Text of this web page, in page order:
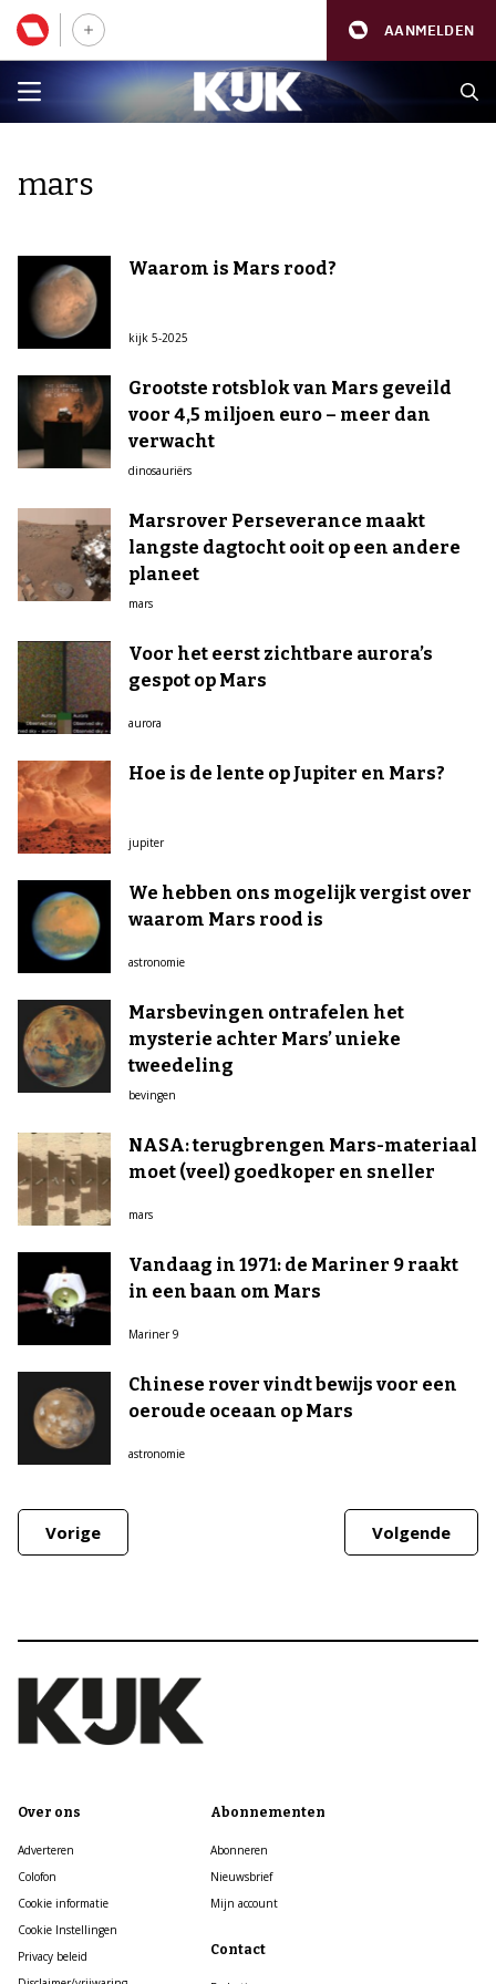
AANMELDEN
mars
Waarom is Mars rood?
kijk 5-2025
Grootste rotsblok van Mars geveild
voor 4,5 miljoen euro – meer dan
verwacht
dinosauriërs
Marsrover Perseverance maakt
langste dagtocht ooit op een andere
planeet
mars
Voor het eerst zichtbare aurora’s
gespot op Mars
aurora
Hoe is de lente op Jupiter en Mars?
jupiter
We hebben ons mogelijk vergist over
waarom Mars rood is
astronomie
Marsbevingen ontrafelen het
mysterie achter Mars’ unieke
tweedeling
bevingen
NASA: terugbrengen Mars-materiaal
moet (veel) goedkoper en sneller
mars
Vandaag in 1971: de Mariner 9 raakt
in een baan om Mars
Mariner 9
Chinese rover vindt bewijs voor een
oeroude oceaan op Mars
astronomie
Vorige Volgende
Over ons
Adverteren
Colofon
Cookie informatie
Cookie Instellingen
Privacy beleid
Abonnementen
Abonneren
Nieuwsbrief
Mijn account
Contact